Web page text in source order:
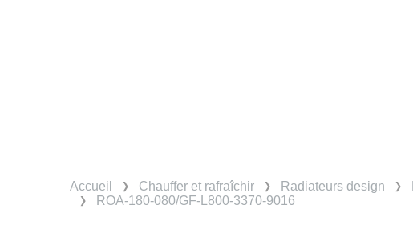
Accueil Chauffer et rafraîchir Radiateurs design
ROA-180-080/GF-L800-3370-9016